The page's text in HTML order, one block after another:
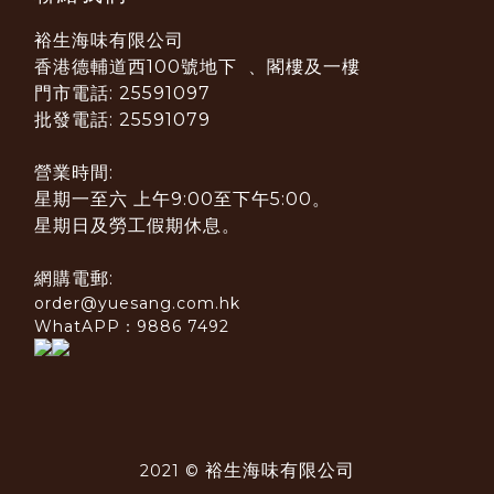
裕生海味有限公司
香港德輔道西100號地下 、閣樓及一樓
門市電話: 25591097
批發電話: 25591079
營業時間:
星期一至六 上午9:00至下午5:00。
星期日及勞工假期休息。
網購電郵:
order@yuesang.com.hk
WhatAPP：9886 7492
2021 © 裕生海味有限公司